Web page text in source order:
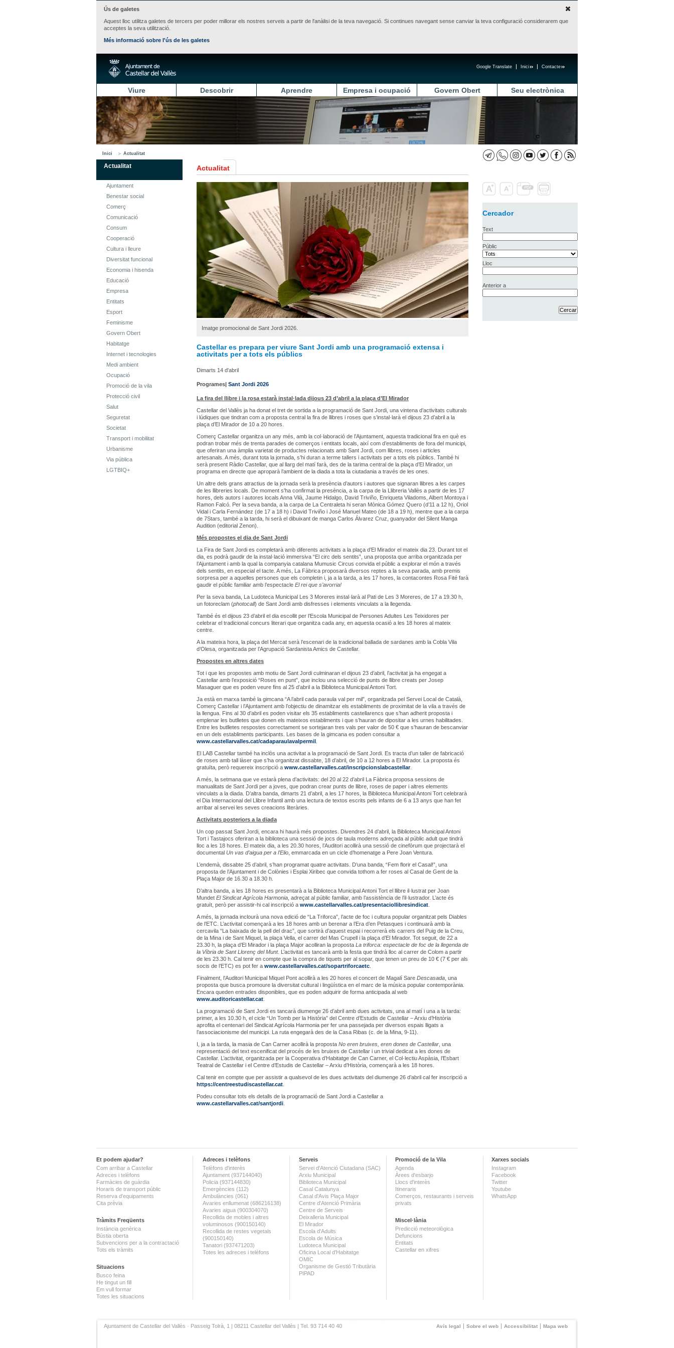
Ús de galetes
Aquest lloc utilitza galetes de tercers per poder millorar els nostres serveis a partir de l'anàlisi de la teva navegació. Si continues navegant sense canviar la teva configuració considerarem que
acceptes la seva utilització.
Més informació sobre l'ús de les galetes
Contacte
Inici
Google Translate
Viure Descobrir Aprendre Empresa i ocupació Govern Obert Seu electrònica
Inici Actualitat
Actualitat
Ajuntament
Benestar social
Comerç
Comunicació
Consum
Cooperació
Cultura i lleure
Diversitat funcional
Economia i hisenda
Educació
Empresa
Entitats
Esport
Feminisme
Govern Obert
Habitatge
Internet i tecnologies
Medi ambient
Ocupació
Promoció de la vila
Protecció civil
Salut
Seguretat
Societat
Transport i mobilitat
Urbanisme
Via pública
LGTBIQ+
Actualitat
Imatge promocional de Sant Jordi 2026.
Castellar es prepara per viure Sant Jordi amb una programació extensa i
activitats per a tots els públics
Dimarts 14 d'abril
Programes| Sant Jordi 2026
La fira del llibre i la rosa estarà instal·lada dijous 23 d’abril a la plaça d’El Mirador
Castellar del Vallès ja ha donat el tret de sortida a la programació de Sant Jordi, una vintena d’activitats culturals
i lúdiques que tindran com a proposta central la fira de llibres i roses que s’instal·larà el dijous 23 d’abril a la
plaça d’El Mirador de 10 a 20 hores.
Comerç Castellar organitza un any més, amb la col·laboració de l’Ajuntament, aquesta tradicional fira en què es
podran trobar més de trenta parades de comerços i entitats locals, així com d’establiments de fora del municipi,
que oferiran una àmplia varietat de productes relacionats amb Sant Jordi, com llibres, roses i articles
artesanals. A més, durant tota la jornada, s’hi duran a terme tallers i activitats per a tots els públics. També hi
serà present Ràdio Castellar, que al llarg del matí farà, des de la tarima central de la plaça d’El Mirador, un
programa en directe que aproparà l’ambient de la diada a tota la ciutadania a través de les ones.
Un altre dels grans atractius de la jornada serà la presència d’autors i autores que signaran llibres a les carpes
de les llibreries locals. De moment s’ha confirmat la presència, a la carpa de la Llibreria Vallès a partir de les 17
hores, dels autors i autores locals Anna Vilà, Jaume Hidalgo, David Triviño, Enriqueta Viladoms, Albert Montoya i
Ramon Falcó. Per la seva banda, a la carpa de La Centraleta hi seran Mònica Gómez Quero (d’11 a 12 h), Oriol
Vidal i Carla Fernández (de 17 a 18 h) i David Triviño i José Manuel Mateo (de 18 a 19 h), mentre que a la carpa
de 7Stars, també a la tarda, hi serà el dibuixant de manga Carlos Álvarez Cruz, guanyador del Silent Manga
Audition (editorial Zenon).
Més propostes el dia de Sant Jordi
La Fira de Sant Jordi es completarà amb diferents activitats a la plaça d’El Mirador el mateix dia 23. Durant tot el
dia, es podrà gaudir de la instal·lació immersiva “El circ dels sentits”, una proposta que arriba organitzada per
l’Ajuntament i amb la qual la companyia catalana Mumusic Circus convida el públic a explorar el món a través
dels sentits, en especial el tacte. A més, La Fàbrica proposarà diversos reptes a la seva parada, amb premis
sorpresa per a aquelles persones que els completin i, ja a la tarda, a les 17 hores, la contacontes Rosa Fité farà
gaudir el públic familiar amb l’espectacle El rei que s’avorria!
Per la seva banda, La Ludoteca Municipal Les 3 Moreres instal·larà al Pati de Les 3 Moreres, de 17 a 19.30 h,
un fotoreclam (photocall) de Sant Jordi amb disfresses i elements vinculats a la llegenda.
També és el dijous 23 d’abril el dia escollit per l’Escola Municipal de Persones Adultes Les Teixidores per
celebrar el tradicional concurs literari que organitza cada any, en aquesta ocasió a les 18 hores al mateix
centre.
A la mateixa hora, la plaça del Mercat serà l’escenari de la tradicional ballada de sardanes amb la Cobla Vila
d’Olesa, organitzada per l’Agrupació Sardanista Amics de Castellar.
Propostes en altres dates
Tot i que les propostes amb motiu de Sant Jordi culminaran el dijous 23 d’abril, l’activitat ja ha engegat a
Castellar amb l’exposició “Roses en punt”, que inclou una selecció de punts de llibre creats per Josep
Masaguer que es poden veure fins al 25 d’abril a la Biblioteca Municipal Antoni Tort.
Ja està en marxa també la gimcana “A l’abril cada paraula val per mil”, organitzada pel Servei Local de Català,
Comerç Castellar i l’Ajuntament amb l’objectiu de dinamitzar els establiments de proximitat de la vila a través de
la llengua. Fins al 30 d’abril es poden visitar els 35 establiments castellarencs que s’han adherit proposta i
emplenar les butlletes que donen els mateixos establiments i que s’hauran de dipositar a les urnes habilitades.
Entre les butlletes respostes correctament se sortejaran tres vals per valor de 50 € que s’hauran de bescanviar
en un dels establiments participants. Les bases de la gimcana es poden consultar a
www.castellarvalles.cat/cadaparaulavalpermil
El LAB Castellar també ha inclòs una activitat a la programació de Sant Jordi. Es tracta d’un taller de fabricació
de roses amb tall làser que s’ha organitzat dissabte, 18 d’abril, de 10 a 12 hores a El Mirador. La proposta és
gratuïta, però requereix inscripció a www.castellarvalles.cat/inscripcionslabcastellar.
A més, la setmana que ve estarà plena d’activitats: del 20 al 22 d’abril La Fàbrica proposa sessions de
manualitats de Sant Jordi per a joves, que podran crear punts de llibre, roses de paper i altres elements
vinculats a la diada. D’altra banda, dimarts 21 d’abril, a les 17 hores, la Biblioteca Municipal Antoni Tort celebrarà
el Dia Internacional del Llibre Infantil amb una lectura de textos escrits pels infants de 6 a 13 anys que han fet
arribar al servei les seves creacions literàries.
Activitats posteriors a la diada
Un cop passat Sant Jordi, encara hi haurà més propostes. Divendres 24 d’abril, la Biblioteca Municipal Antoni
Tort i Tastajocs oferiran a la biblioteca una sessió de jocs de taula moderns adreçada al públic adult que tindrà
lloc a les 18 hores. El mateix dia, a les 20.30 hores, l’Auditori acollirà una sessió de cinefòrum que projectarà el
documental Un vas d’aigua per a l’Elio , emmarcada en un cicle d’homenatge a Pere Joan Ventura.
L’endemà, dissabte 25 d’abril, s’han programat quatre activitats. D’una banda, “Fem florir el Casal!”, una
proposta de l’Ajuntament i de Colònies i Esplai Xiribec que convida tothom a fer roses al Casal de Gent de la
Plaça Major de 16.30 a 18.30 h.
D’altra banda, a les 18 hores es presentarà a la Biblioteca Municipal Antoni Tort el llibre il·lustrat per Joan
Mundet El Sindicat Agrícola Harmonia , adreçat al públic familiar, amb l’assistència de l’il·lustrador. L’acte és
gratuït, però per assistir-hi cal inscripció a www.castellarvalles.cat/presentaciollibresindicat
A més, la jornada inclourà una nova edició de “La Triforca”, l’acte de foc i cultura popular organitzat pels Diables
de l’ETC. L’activitat començarà a les 18 hores amb un berenar a l’Era d’en Petasques i continuarà amb la
cercavila “La baixada de la pell del drac”, que sortirà d’aquest espai i recorrerà els carrers del Puig de la Creu,
de la Mina i de Sant Miquel, la plaça Vella, el carrer del Mas Crupell i la plaça d’El Mirador. Tot seguit, de 22 a
23.30 h, la plaça d’El Mirador i la plaça Major acolliran la proposta La triforca: espectacle de foc de la llegenda de
la Víbria de Sant Llorenç del Munt. L’activitat es tancarà amb la festa que tindrà lloc al carrer de Colom a partir
de les 23.30 h. Cal tenir en compte que la compra de tiquets per al sopar, que tenen un preu de 10 € (7 € per als
socis de l’ETC) es pot fer a www.castellarvalles.cat/sopartriforcaetc
Finalment, l’Auditori Municipal Miquel Pont acollirà a les 20 hores el concert de Magalí Sare Descasada , una
proposta que busca promoure la diversitat cultural i lingüística en el marc de la música popular contemporània.
Encara queden entrades disponibles, que es poden adquirir de forma anticipada al web
www.auditoricastellar.cat
La programació de Sant Jordi es tancarà diumenge 26 d’abril amb dues activitats, una al matí i una a la tarda:
primer, a les 10.30 h, el cicle “Un Tomb per la Història” del Centre d’Estudis de Castellar – Arxiu d’Història
aprofita el centenari del Sindicat Agrícola Harmonia per fer una passejada per diversos espais lligats a
l’associacionisme del municipi. La ruta engegarà des de la Casa Ribas (c. de la Mina, 9-11).
I, ja a la tarda, la masia de Can Carner acollirà la proposta No eren bruixes, eren dones de Castellar , una
representació del text escenificat del procés de les bruixes de Castellar i un trivial dedicat a les dones de
Castellar. L’activitat, organitzada per la Cooperativa d’Habitatge de Can Carner, el Col·lectiu Aspàsia, l’Esbart
Teatral de Castellar i el Centre d’Estudis de Castellar – Arxiu d’Història, començarà a les 18 hores.
Cal tenir en compte que per assistir a qualsevol de les dues activitats del diumenge 26 d’abril cal fer inscripció a
https://centreestudiscastellar.cat
Podeu consultar tots els detalls de la programació de Sant Jordi a Castellar a
www.castellarvalles.cat/santjordi
Cercador
Text
Públic
Lloc
Anterior a
Et podem ajudar?
Com arribar a Castellar
Adreces i telèfons
Farmàcies de guàrdia
Horaris de transport públic
Reserva d'equipaments
Cita prèvia
Tràmits Freqüents
Instància genèrica
Bústia oberta
Subvencions per a la contractació
Tots els tràmits
Situacions
Busco feina
He tingut un fill
Em vull formar
Totes les situacions
Adreces i telèfons
Telèfons d'interès
Ajuntament (937144040)
Policia (937144830)
Emergències (112)
Ambulàncies (061)
Avaries enllumenat (686216138)
Avaries aigua (900304070)
Recollida de mobles i altres
voluminosos (900150140)
Recollida de restes vegetals
(900150140)
Tanatori (937471203)
Totes les adreces i telèfons
Serveis
Servei d'Atenció Ciutadana (SAC)
Arxiu Municipal
Biblioteca Municipal
Casal Catalunya
Casal d'Avis Plaça Major
Centre d'Atenció Primària
Centre de Serveis
Deixalleria Municipal
El Mirador
Escola d'Adults
Escola de Música
Ludoteca Municipal
Oficina Local d'Habitatge
OMIC
Organisme de Gestió Tributària
PIPAD
Promoció de la Vila
Agenda
Àrees d'esbarjo
Llocs d'interès
Itineraris
Comerços, restaurants i serveis
privats
Miscel·lània
Predicció meteorològica
Defuncions
Entitats
Castellar en xifres
Xarxes socials
Instagram
Facebook
Twitter
Youtube
WhatsApp
Avís legal Sobre el web Accessibilitat Mapa web
Ajuntament de Castellar del Vallès · Passeig Tolrà, 1 | 08211 Castellar del Vallès | Tel. 93 714 40 40